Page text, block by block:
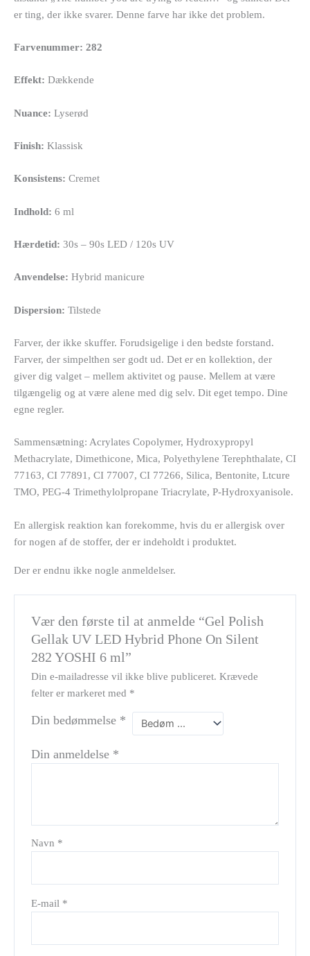
er ting, der ikke svarer. Denne farve har ikke det problem.
Farvenummer: 282
Effekt: Dækkende
Nuance: Lyserød
Finish: Klassisk
Konsistens: Cremet
Indhold: 6 ml
Hærdetid: 30s – 90s LED / 120s UV
Anvendelse: Hybrid manicure
Dispersion: Tilstede
Farver, der ikke skuffer. Forudsigelige i den bedste forstand.
Farver, der simpelthen ser godt ud. Det er en kollektion, der
giver dig valget – mellem aktivitet og pause. Mellem at være
tilgængelig og at være alene med dig selv. Dit eget tempo. Dine
egne regler.
Sammensætning: Acrylates Copolymer, Hydroxypropyl
Methacrylate, Dimethicone, Mica, Polyethylene Terephthalate, CI
77163, CI 77891, CI 77007, CI 77266, Silica, Bentonite, Ltcure
TMO, PEG-4 Trimethylolpropane Triacrylate, P-Hydroxyanisole.
En allergisk reaktion kan forekomme, hvis du er allergisk over
for nogen af de stoffer, der er indeholdt i produktet.
Der er endnu ikke nogle anmeldelser.
Vær den første til at anmelde “Gel Polish
Gellak UV LED Hybrid Phone On Silent
282 YOSHI 6 ml”
Din e-mailadresse vil ikke blive publiceret. Krævede
felter er markeret med *
Din bedømmelse *
Din anmeldelse *
Navn *
E-mail *